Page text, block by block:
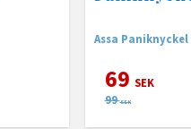
Assa Paniknyckel
69 SEK
99 SEK